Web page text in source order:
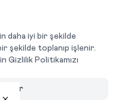
daha iyi bir şekilde
şekilde toplanıp işlenir.
Gizlilik Politikamızı